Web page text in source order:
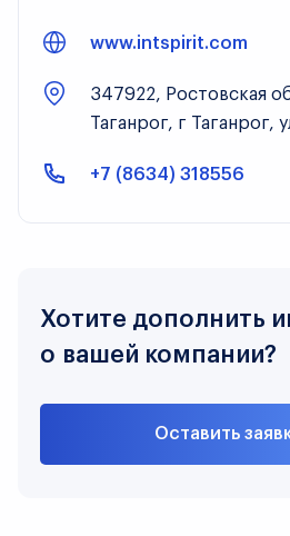
www.intspirit.com
347922, Ростовская
Таганрог, г Таганрог,
+7 (8634) 318556
Хотите дополнить
о вашей компании?
Оставить